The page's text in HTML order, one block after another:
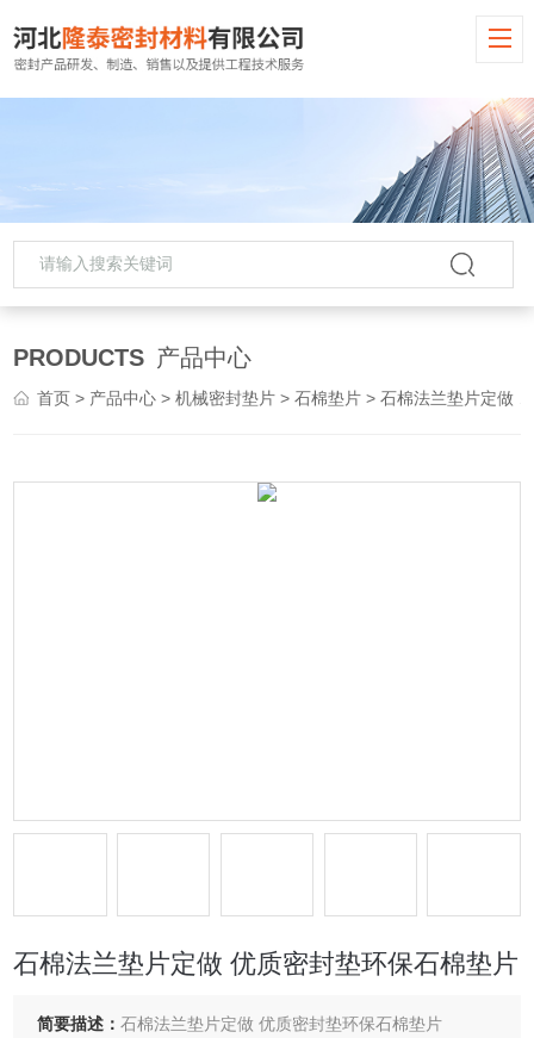
PRODUCTS 产品中心
首页 > 产品中心 >机械密封垫片 >石棉垫片 > 石棉法兰垫片定做 优质密封垫环保石棉垫片
石棉法兰垫片定做 优质密封垫环保石棉垫片
简要描述：石棉法兰垫片定做 优质密封垫环保石棉垫片